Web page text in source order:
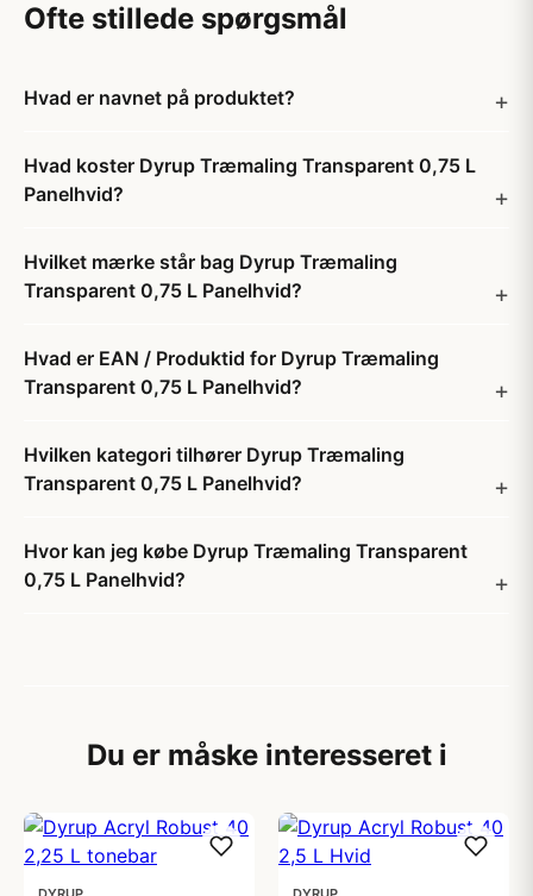
Ofte stillede spørgsmål
Hvad er navnet på produktet?
Hvad koster Dyrup Træmaling Transparent 0,75 L
Panelhvid?
Hvilket mærke står bag Dyrup Træmaling
Transparent 0,75 L Panelhvid?
Hvad er EAN / Produktid for Dyrup Træmaling
Transparent 0,75 L Panelhvid?
Hvilken kategori tilhører Dyrup Træmaling
Transparent 0,75 L Panelhvid?
Hvor kan jeg købe Dyrup Træmaling Transparent
0,75 L Panelhvid?
Du er måske interesseret i